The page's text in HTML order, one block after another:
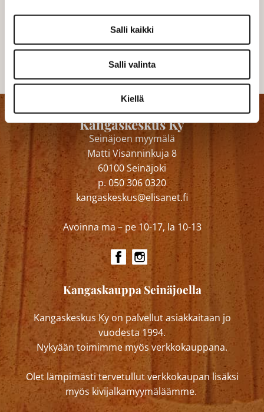
Salli kaikki
Salli valinta
Kiellä
yhteyttä kangaskeskus@elisanet.fi
Kangaskeskus Ky
Seinäjoen myymälä
Matti Visanninkuja 8
60100 Seinäjoki
p. 050 306 0320
kangaskeskus@elisanet.fi
Avoinna ma – pe 10-17, la 10-13
Kangaskauppa Seinäjoella
Kangaskeskus Ky on palvellut asiakkaitaan jo
vuodesta 1994.
Nykyään toimimme myös verkkokauppana.
Olet lämpimästi tervetullut verkkokaupan lisäksi
myös kivijalkamyymäläämme.